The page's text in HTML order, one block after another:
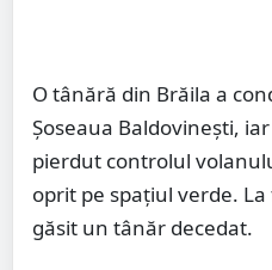
O tânără din Brăila a
Șoseaua Baldovinești,
pierdut controlul
oprit pe spațiul verde.
găsit un tânăr decedat.